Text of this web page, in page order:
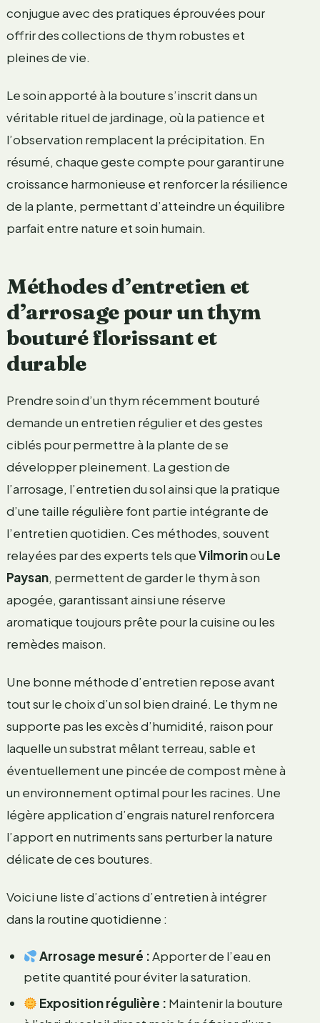
conjugue avec des pratiques éprouvées pour
offrir des collections de thym robustes et
pleines de vie.
Le soin apporté à la bouture s’inscrit dans un
véritable rituel de jardinage, où la patience et
l’observation remplacent la précipitation. En
résumé, chaque geste compte pour garantir une
croissance harmonieuse et renforcer la résilience
de la plante, permettant d’atteindre un équilibre
parfait entre nature et soin humain.
Méthodes d’entretien et
d’arrosage pour un thym
bouturé florissant et
durable
Prendre soin d’un thym récemment bouturé
demande un entretien régulier et des gestes
ciblés pour permettre à la plante de se
développer pleinement. La gestion de
l’arrosage, l’entretien du sol ainsi que la pratique
d’une taille régulière font partie intégrante de
l’entretien quotidien. Ces méthodes, souvent
relayées par des experts tels queVilmorinou Le
Paysan, permettent de garder le thym à son
apogée, garantissant ainsi une réserve
aromatique toujours prête pour la cuisine ou les
remèdes maison.
Une bonne méthode d’entretien repose avant
tout sur le choix d’un sol bien drainé. Le thym ne
supporte pas les excès d’humidité, raison pour
laquelle un substrat mêlant terreau, sable et
éventuellement une pincée de compost mène à
un environnement optimal pour les racines. Une
légère application d’engrais naturel renforcera
l’apport en nutriments sans perturber la nature
délicate de ces boutures.
Voici une liste d’actions d’entretien à intégrer
dans la routine quotidienne :
Arrosage mesuré :Apporter de l’eau en
petite quantité pour éviter la saturation.
Exposition régulière : Maintenir la bouture